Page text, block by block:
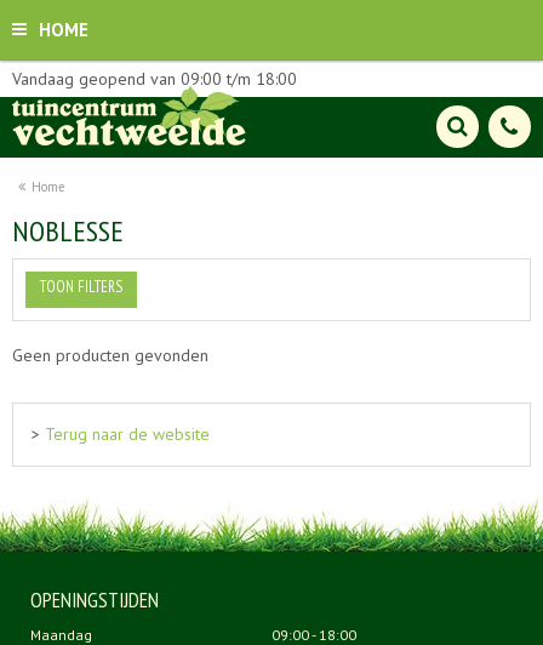
HOME
Home
Vandaag geopend van 09:00 t/m 18:00
NOBLESSE
TOON FILTERS
Geen producten gevonden
> Terug naar de website
OPENINGSTIJDEN
Maandag
09:00 - 18:00